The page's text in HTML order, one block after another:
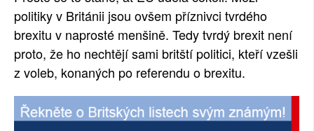
politiky v Británii jsou ovšem příznivci tvrdého
brexitu v naprosté menšině. Tedy tvrdý brexit není
proto, že ho nechtějí sami britští politici, kteří vzešli
z voleb, konaných po referendu o brexitu.